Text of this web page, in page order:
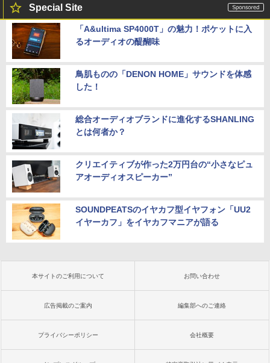
Special Site
「A&ultima SP4000T」の魅力！ポケットに入
るオーディオの醍醐味
鳥肌ものの「DENON HOME」サウンドを体感
した！
総合オーディオブランドに進化するSHANLING
とは何者か？
クリエイティブが作った2万円台の“小さなピュ
アオーディオスピーカー”
SOUNDPEATSのイヤカフ型イヤフォン「UU2
イヤーカフ」をイヤカフマニアが語る
本サイトのご利用について お問い合わせ
広告掲載のご案内 編集部へのご連絡
プライバシーポリシー 会社概要